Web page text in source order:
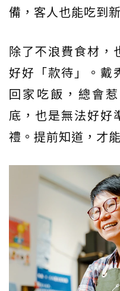
備，客人也能吃到
除了不浪費食材，
好好「款待」。戴
回家吃飯，總會
底，也是無法好好
禮。提前知道，才